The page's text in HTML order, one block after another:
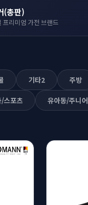
(총판)
프리미엄 가전 브랜드
기타2 주방
스포츠 유아동/주니어